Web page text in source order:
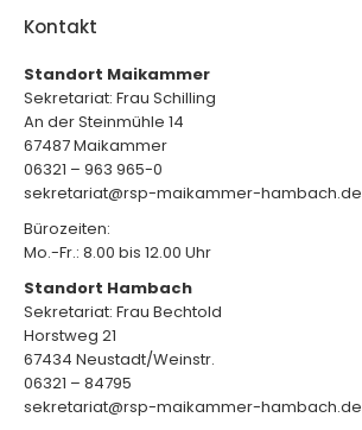
Kontakt
Standort Maikammer
Sekretariat: Frau Schilling
An der Steinmühle 14
67487 Maikammer
06321 – 963 965-0
sekretariat@rsp-maikammer-hambach.de
Bürozeiten:
Mo.-Fr.: 8.00 bis 12.00 Uhr
Standort Hambach
Sekretariat: Frau Bechtold
Horstweg 21
67434 Neustadt/Weinstr.
06321 – 84795
sekretariat@rsp-maikammer-hambach.de